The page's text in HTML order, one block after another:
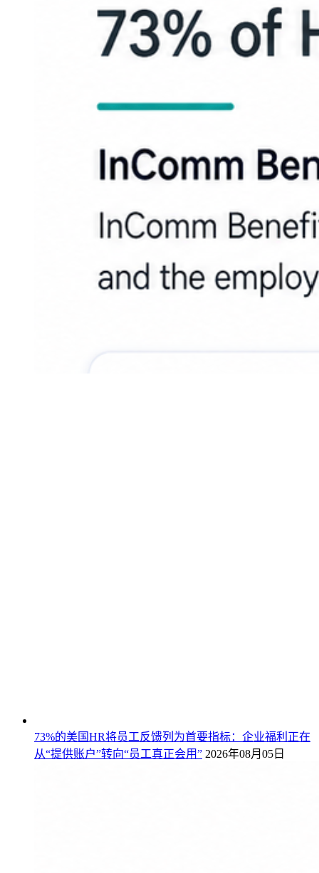
73%的美国HR将员工反馈列为首要指标：企业福利正在
从“提供账户”转向“员工真正会用” 2026年08月05日